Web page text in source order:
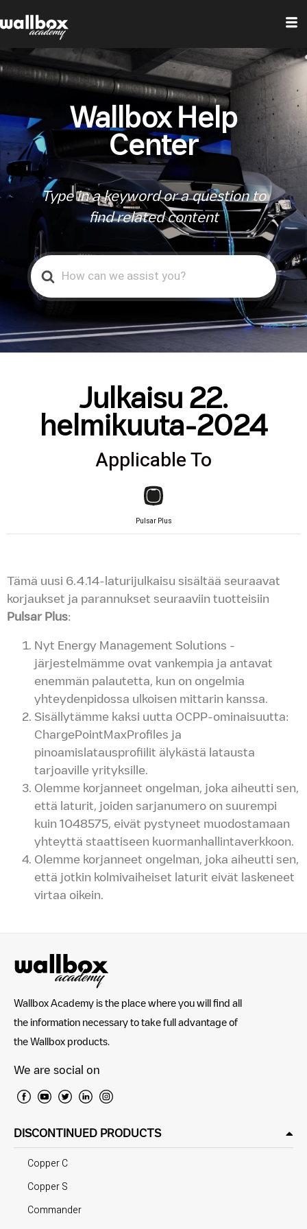
Wallbox Help
Center
Type in a keyword or a question to
find related content
Search
For
Julkaisu 22.
helmikuuta-2024
Applicable To
Pulsar Plus
Tämä uusi 6.4.14-laturijulkaisu sisältää seuraavat
korjaukset ja parannukset seuraaviin tuotteisiin
Pulsar Plus:
Nyt Energy Management Solutions -
järjestelmämme ovat vankempia ja antavat
enemmän palautetta, kun on ongelmia
yhteydenpidossa ulkoisen mittarin kanssa.
Sisällytämme kaksi uutta OCPP-ominaisuutta:
ChargePointMaxProfiles ja
pinoamislatausprofiilit älykästä latausta
tarjoaville yrityksille.
Olemme korjanneet ongelman, joka aiheutti sen,
että laturit, joiden sarjanumero on suurempi
kuin 1048575, eivät pystyneet muodostamaan
yhteyttä staattiseen kuormanhallintaverkkoon.
Olemme korjanneet ongelman, joka aiheutti sen,
että jotkin kolmivaiheiset laturit eivät laskeneet
virtaa oikein.
Wallbox Academy is the place where you will find all
the information necessary to take full advantage of
the Wallbox products.
We are social on
DISCONTINUED PRODUCTS
Copper C
Copper S
Commander